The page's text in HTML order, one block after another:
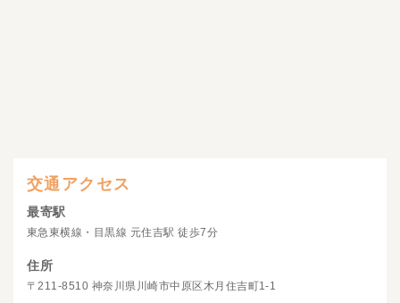
交通アクセス
最寄駅
東急東横線・目黒線 元住吉駅 徒歩7分
住所
〒211-8510 神奈川県川崎市中原区木月住吉町1-1